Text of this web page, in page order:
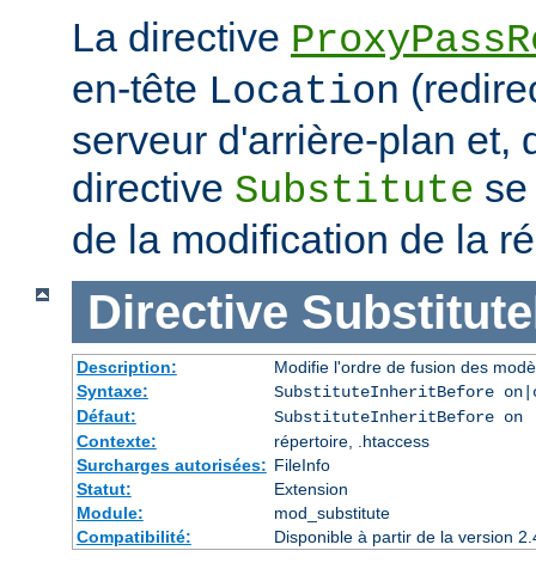
La directive
en-tête Location
serveur d'arrière-plan et,
directive Substitute
de la modification de la
Directive
Description:
Modifie l'ordre de fusion des
Syntaxe:
SubstituteInheritBefore
Défaut:
SubstituteInheritBefore on
Contexte:
répertoire, .htaccess
Surcharges autorisées: FileInfo
Statut:
Extension
Module:
mod_substitute
Compatibilité:
Disponible à partir de la version